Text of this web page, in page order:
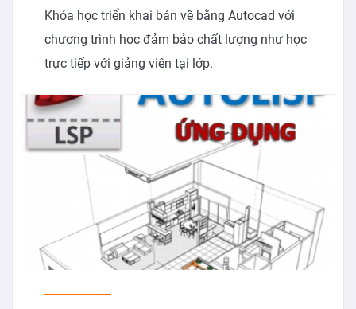
Khóa học triển khai bản vẽ bằng Autocad với
chương trình học đảm bảo chất lượng như học
trực tiếp với giảng viên tại lớp.